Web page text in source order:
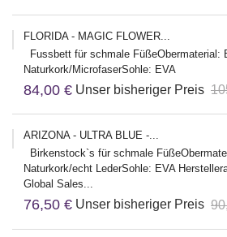
FLORIDA - MAGIC FLOWER...
Fussbett für schmale FüßeObermaterial:
Naturkork/MicrofaserSohle: EVA
84,00 € Unser bisheriger Preis
ARIZONA - ULTRA BLUE -...
Birkenstock`s für schmale
Naturkork/echt LederSohle: EVA
Global Sales...
76,50 € Unser bisheriger Preis